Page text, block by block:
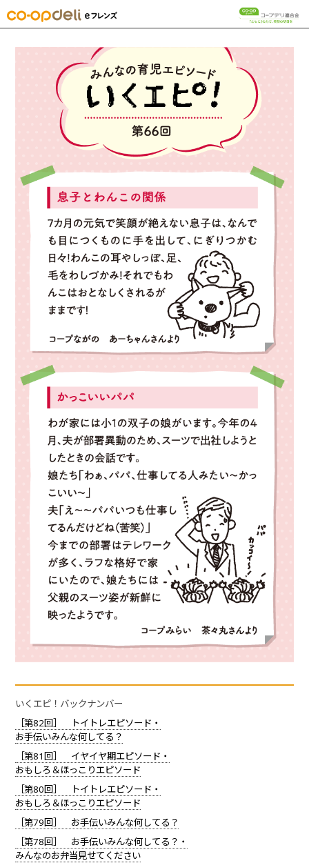
いくエピ！バックナンバー
［第82回］ トイトレエピソード・
お手伝いみんな何してる？
［第81回］ イヤイヤ期エピソード・
おもしろ＆ほっこりエピソード
［第80回］ トイトレエピソード・
おもしろ＆ほっこりエピソード
［第79回］ お手伝いみんな何してる？
［第78回］ お手伝いみんな何してる？・
みんなのお弁当見せてください